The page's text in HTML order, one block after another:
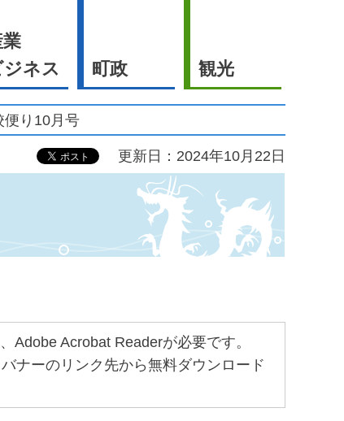
ジネス
町政 観光
便り10月号
更新日：2024年10月22日
Adobe Acrobat Readerが必要です。
ナーのリンク先から無料ダウンロード